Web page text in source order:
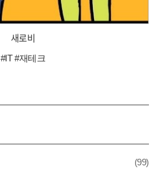
새로비
#IT #재테크
(99)